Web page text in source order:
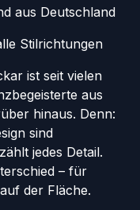
aus Deutschland
Stilrichtungen
ist seit vielen
aus
hinaus. Denn:
sind
jedes Detail.
– für
der Fläche.